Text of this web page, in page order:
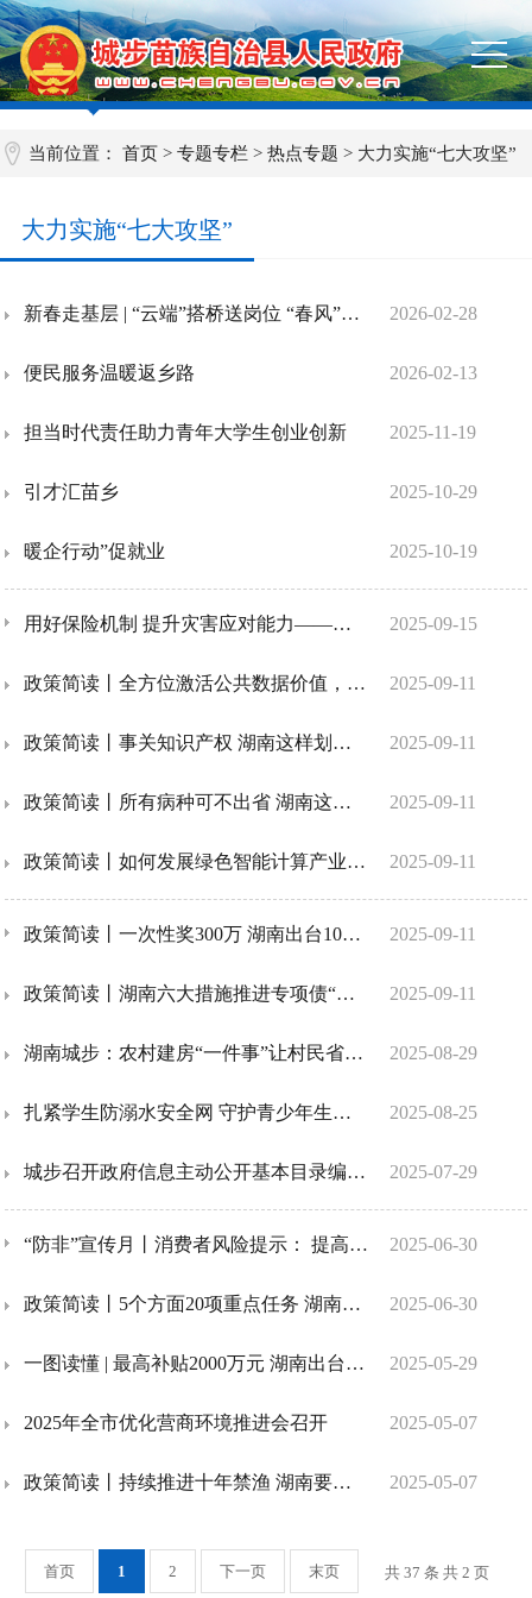
当前位置：首页 >专题专栏 >热点专题 > 大力实施“七大攻坚”
大力实施“七大攻坚”
2026-02-28
新春走基层 | “云端”搭桥送岗位 “春风”拂面暖苗乡
2026-02-13
便民服务温暖返乡路
2025-11-19
担当时代责任助力青年大学生创业创新
2025-10-29
引才汇苗乡
2025-10-19
暖企行动”促就业
2025-09-15
用好保险机制 提升灾害应对能力——《湖南省综合巨灾保险实施方案》解读
2025-09-11
政策简读丨全方位激活公共数据价值，湖南这样行动！
2025-09-11
政策简读丨事关知识产权 湖南这样划分各级财政事权和支出责任
2025-09-11
政策简读丨所有病种可不出省 湖南这样构建矩阵式医联体
2025-09-11
政策简读丨如何发展绿色智能计算产业？未来3年湖南这样干
2025-09-11
政策简读丨一次性奖300万 湖南出台10条措施稳外贸
2025-09-11
政策简读丨湖南六大措施推进专项债“自审自发”试点
2025-08-29
湖南城步：农村建房“一件事”让村民省心又省力
2025-08-25
扎紧学生防溺水安全网 守护青少年生命安全
2025-07-29
城步召开政府信息主动公开基本目录编制工作全县动员暨培训会议
2025-06-30
“防非”宣传月丨消费者风险提示： 提高警惕，认清非法金融“新变种”
2025-06-30
政策简读丨5个方面20项重点任务 湖南这样建设国家数据要素综试区
2025-05-29
一图读懂 | 最高补贴2000万元 湖南出台政策助推中非经贸发展
2025-05-07
2025年全市优化营商环境推进会召开
2025-05-07
政策简读丨持续推进十年禁渔 湖南要做好这11项
首页 1 2 下一页 末页 共 37 条 共 2 页